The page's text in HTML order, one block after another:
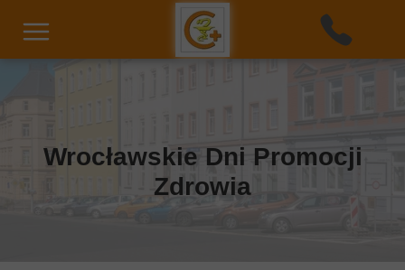
Wrocławskie Dni Promocji
Zdrowia